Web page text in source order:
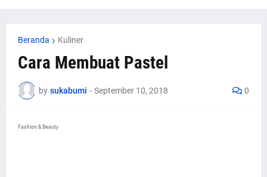
Beranda Kuliner
Cara Membuat Pastel
by sukabumi - September 10, 2018 0
Fashion & Beauty